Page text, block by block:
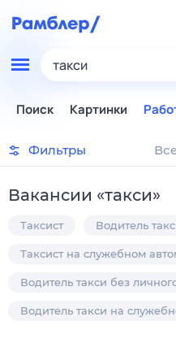
такси
Поиск Картинки
Фильтры
Вакансии «такси»
Таксист Водитель
Таксист на служебном
Водитель такси без
Водитель такси на